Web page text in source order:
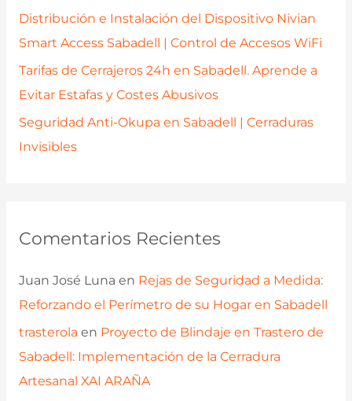
Distribución e Instalación del Dispositivo Nivian
Smart Access Sabadell | Control de Accesos WiFi
Tarifas de Cerrajeros 24h en Sabadell. Aprende a
Evitar Estafas y Costes Abusivos
Seguridad Anti-Okupa en Sabadell | Cerraduras
Invisibles
Comentarios Recientes
Juan José Luna en Rejas de Seguridad a Medida:
Reforzando el Perímetro de su Hogar en Sabadell
trasterola en Proyecto de Blindaje en Trastero de
Sabadell: Implementación de la Cerradura
Artesanal XAI ARAÑA